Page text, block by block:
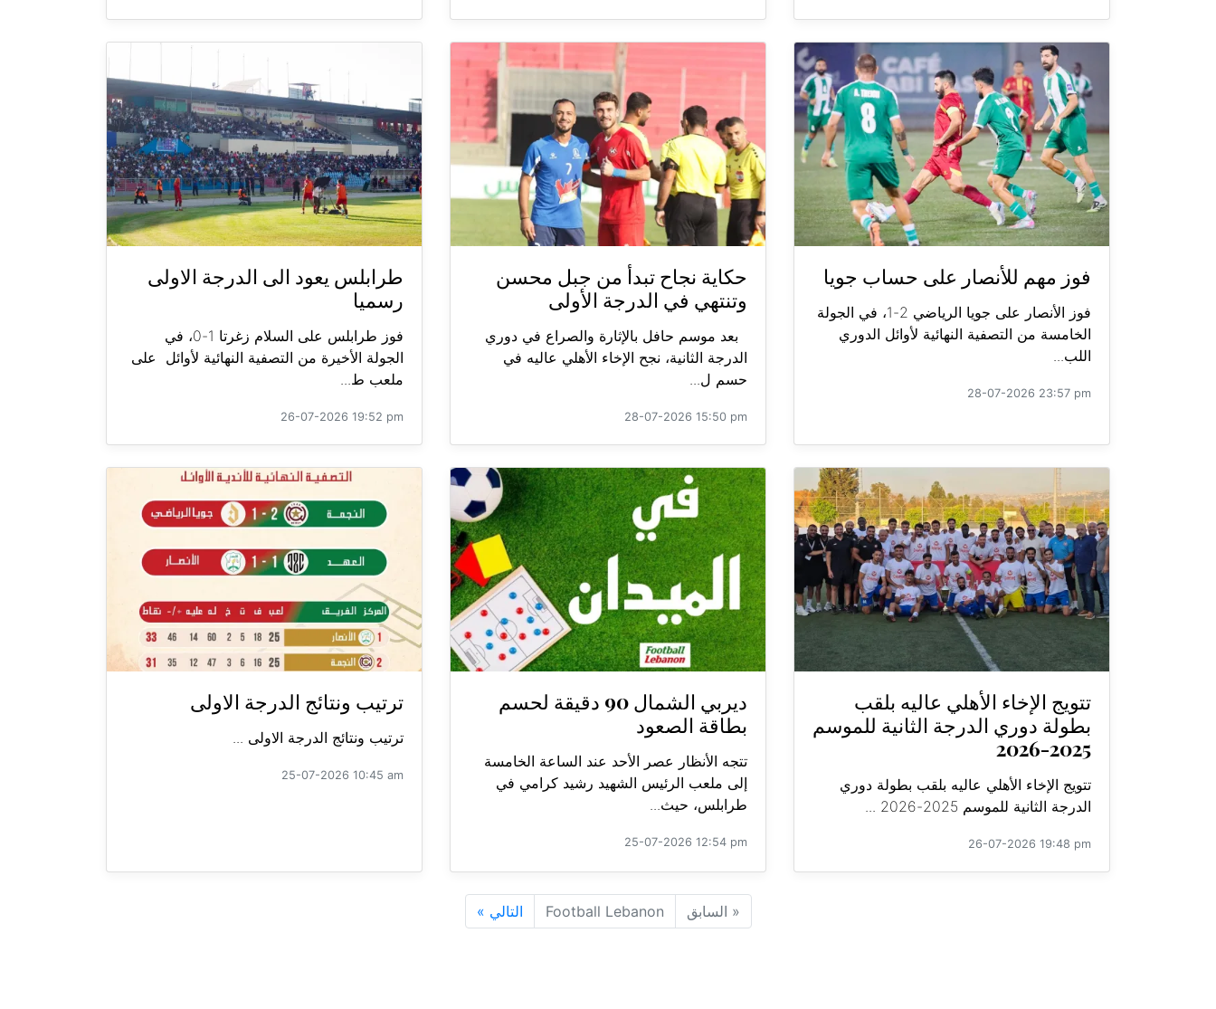
فوز مهم للأنصار على حساب جويا
فوز الأنصار على جويا الرياضي 2-1، في الجولة
الخامسة من التصفية النهائية لأوائل الدوري
اللب...
28-07-2026 23:57 pm
حكاية نجاح تبدأ من جبل محسن
وتنتهي في الدرجة الأولى
بعد موسم حافل بالإثارة والصراع في دوري
الدرجة الثانية، نجح الإخاء الأهلي عاليه في
حسم ل...
28-07-2026 15:50 pm
طرابلس يعود الى الدرجة الاولى
رسميا
فوز طرابلس على السلام زغرتا 1-0، في
الجولة الأخيرة من التصفية النهائية لأوائل على
ملعب ط...
26-07-2026 19:52 pm
تتويج الإخاء الأهلي عاليه بلقب
بطولة دوري الدرجة الثانية للموسم
2025-2026
تتويج الإخاء الأهلي عاليه بلقب بطولة دوري
الدرجة الثانية للموسم 2025-2026 ...
26-07-2026 19:48 pm
ديربي الشمال 90 دقيقة لحسم
بطاقة الصعود
تتجه الأنظار عصر الأحد عند الساعة الخامسة
إلى ملعب الرئيس الشهيد رشيد كرامي في
طرابلس، حيث...
25-07-2026 12:54 pm
ترتيب ونتائج الدرجة الاولى
ترتيب ونتائج الدرجة الاولى ...
25-07-2026 10:45 am
« السابق Football Lebanon التالي »